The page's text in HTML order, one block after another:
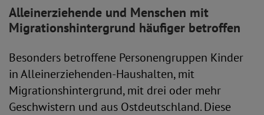
Alleinerziehende und Menschen mit
Migrationshintergrund häufiger betroffen
Besonders betroffene Personengruppen Kinder
in Alleinerziehenden-Haushalten, mit
Migrationshintergrund, mit drei oder mehr
Geschwistern und aus Ostdeutschland. Diese